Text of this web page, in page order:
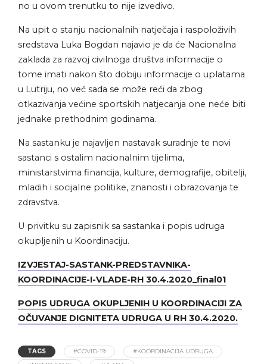
no u ovom trenutku to nije izvedivo.
Na upit o stanju nacionalnih natječaja i raspoloživih
sredstava Luka Bogdan najavio je da će Nacionalna
zaklada za razvoj civilnoga društva informacije o
tome imati nakon što dobiju informacije o uplatama
u Lutriju, no već sada se može reći da zbog
otkazivanja većine sportskih natjecanja one neće biti
jednake prethodnim godinama.
Na sastanku je najavljen nastavak suradnje te novi
sastanci s ostalim nacionalnim tijelima,
ministarstvima financija, kulture, demografije, obitelji,
mladih i socijalne politike, znanosti i obrazovanja te
zdravstva.
U privitku su zapisnik sa sastanka i popis udruga
okupljenih u Koordinaciju.
IZVJESTAJ-SASTANK-PREDSTAVNIKA-
KOORDINACIJE-I-VLADE-RH 30.4.2020_final01
POPIS UDRUGA OKUPLJENIH U KOORDINACIJI ZA
OČUVANJE DIGNITETA UDRUGA U RH 30.4.2020.
TAGS #COVID-19
#KOORDINACIJA UDRUGA